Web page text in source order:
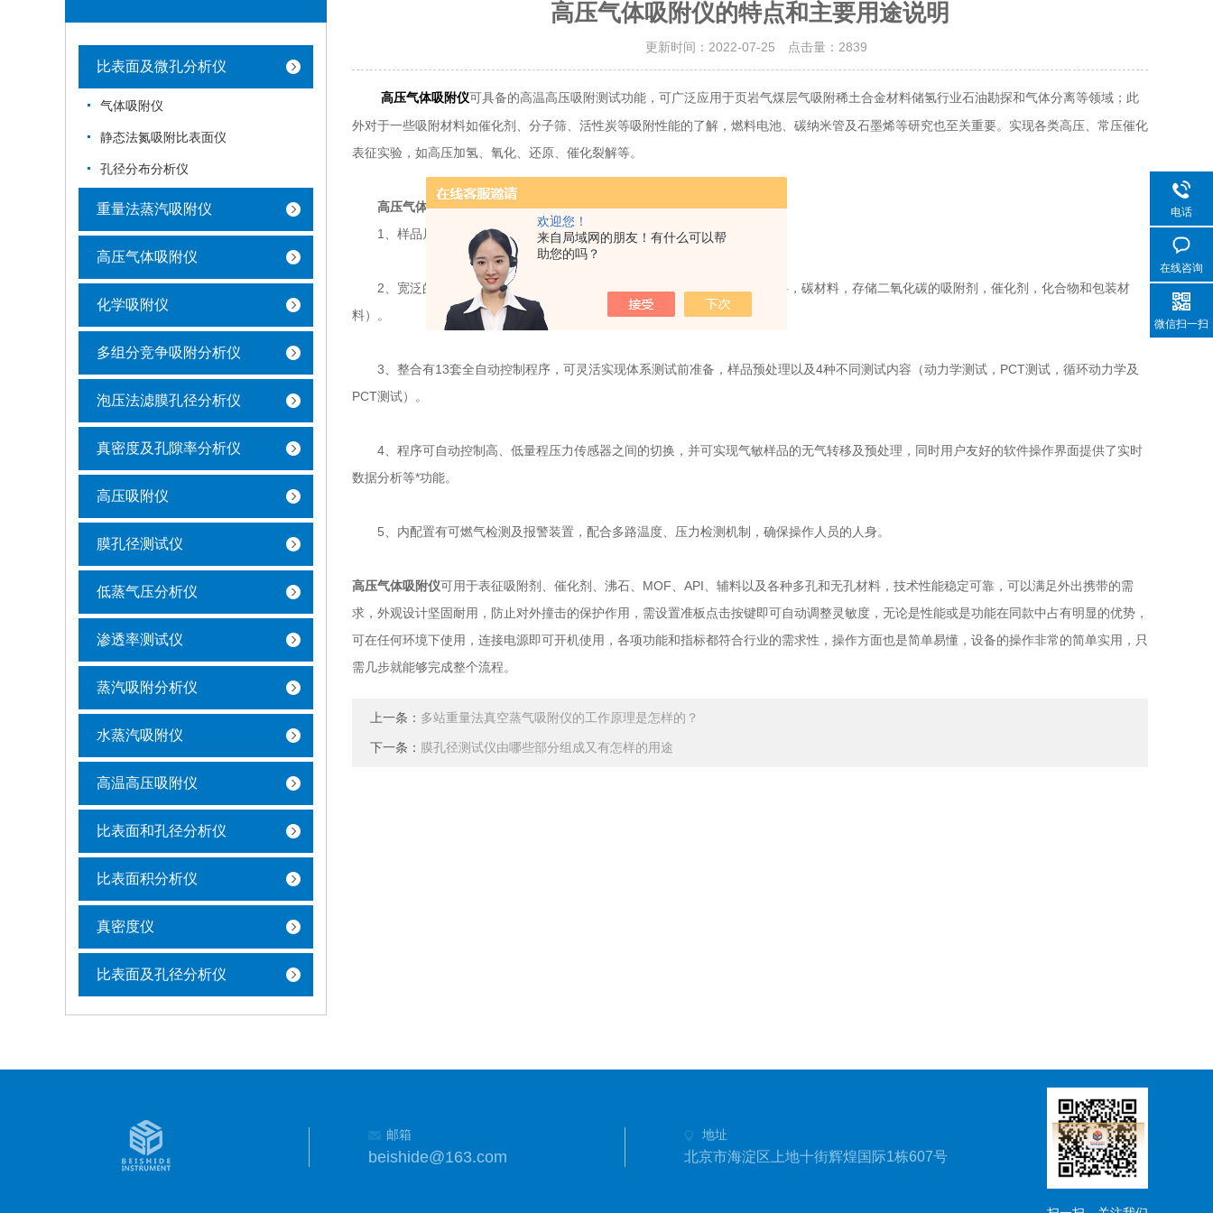
欢迎您！
来自局域网的朋友！有什么可以帮
助您的吗？
比表面及微孔分析仪
气体吸附仪
静态法氮吸附比表面仪
孔径分布分析仪
重量法蒸汽吸附仪
高压气体吸附仪
化学吸附仪
多组分竞争吸附分析仪
泡压法滤膜孔径分析仪
真密度及孔隙率分析仪
高压吸附仪
膜孔径测试仪
低蒸气压分析仪
渗透率测试仪
蒸汽吸附分析仪
水蒸汽吸附仪
高温高压吸附仪
比表面和孔径分析仪
比表面积分析仪
真密度仪
比表面及孔径分析仪
高压气体吸附仪的特点和主要用途说明
更新时间：2022-07-25 点击量： 2839
高压气体吸附仪可具备的高温高压吸附测试功能，可广泛应用于页岩气煤层气吸附稀土合金材料储氢行业石油勘探和气体分离等领域；此
外对于一些吸附材料如催化剂、分子筛、活性炭等吸附性能的了解，燃料电池、碳纳米管及石墨烯等研究也至关重要。实现各类高压、常压催化
表征实验，如高压加氢、氧化、还原、催化裂解等。
高压气体吸附仪的主要特点：
1、样品尺寸范围宽广。
2、宽泛的样品种类可满足不同领域及相关材料的研究需求（包括储氢材料，碳材料，存储二氧化碳的吸附剂，催化剂，化合物和包装材
料）。
3、整合有13套全自动控制程序，可灵活实现体系测试前准备，样品预处理以及4种不同测试内容（动力学测试，PCT测试，循环动力学及
PCT测试）。
4、程序可自动控制高、低量程压力传感器之间的切换，并可实现气敏样品的无气转移及预处理，同时用户友好的软件操作界面提供了实时
数据分析等*功能。
5、内配置有可燃气检测及报警装置，配合多路温度、压力检测机制，确保操作人员的人身。
高压气体吸附仪可用于表征吸附剂、催化剂、沸石、MOF、API、辅料以及各种多孔和无孔材料，技术性能稳定可靠，可以满足外出携带的需
求，外观设计坚固耐用，防止对外撞击的保护作用，需设置准板点击按键即可自动调整灵敏度，无论是性能或是功能在同款中占有明显的优势，
可在任何环境下使用，连接电源即可开机使用，各项功能和指标都符合行业的需求性，操作方面也是简单易懂，设备的操作非常的简单实用，只
需几步就能够完成整个流程。
上一条： 多站重量法真空蒸气吸附仪的工作原理是怎样的？
下一条： 膜孔径测试仪由哪些部分组成又有怎样的用途
邮箱
beishide@163.com
地址
北京市海淀区上地十街辉煌国际1栋607号
电话
在线咨询
微信扫一扫